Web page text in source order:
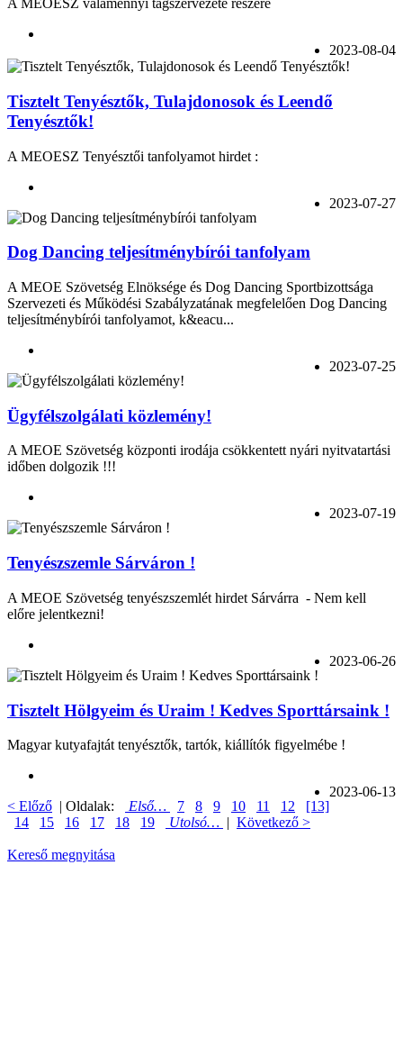
A MEOESZ valamennyi tagszervezete részére
2023-08-04
Tisztelt Tenyésztők, Tulajdonosok és Leendő
Tenyésztők!
A MEOESZ Tenyésztői tanfolyamot hirdet :
2023-07-27
Dog Dancing teljesítménybírói tanfolyam
A MEOE Szövetség Elnöksége és Dog Dancing Sportbizottsága
Szervezeti és Működési Szabályzatának megfelelően Dog Dancing
teljesítménybírói tanfolyamot, k&eacu...
2023-07-25
Ügyfélszolgálati közlemény!
A MEOE Szövetség központi irodája csökkentett nyári nyitvatartási
időben dolgozik !!!
2023-07-19
Tenyészszemle Sárváron !
A MEOE Szövetség tenyészszemlét hirdet Sárvárra - Nem kell
előre jelentkezni!
2023-06-26
Tisztelt Hölgyeim és Uraim ! Kedves Sporttársaink !
Magyar kutyafajtát tenyésztők, tartók, kiállítók figyelmébe !
2023-06-13
< Előző | Oldalak: Első… 7 8 9 10 11 12
[13]
14
15 16 17 18 19 Utolsó… | Következő >
Kereső megnyitása